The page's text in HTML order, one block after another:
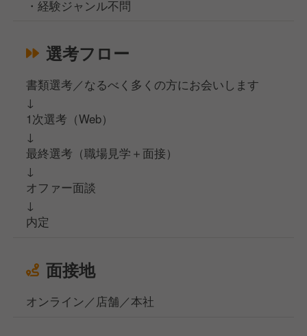
・経験ジャンル不問
選考フロー
書類選考／なるべく多くの方にお会いします
↓
1次選考（Web）
↓
最終選考（職場見学＋面接）
↓
オファー面談
↓
内定
面接地
オンライン／店舗／本社